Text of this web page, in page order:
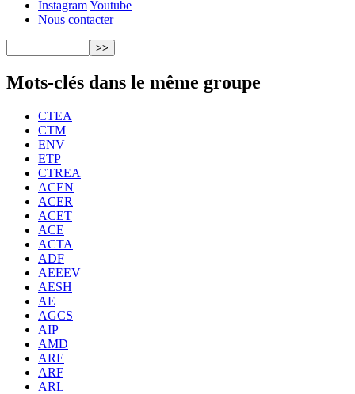
InstagramYoutube
Nous contacter
Mots-clés dans le même groupe
CTEA
CTM
ENV
ETP
CTREA
ACEN
ACER
ACET
ACE
ACTA
ADF
AEEEV
AESH
AE
AGCS
AIP
AMD
ARE
ARF
ARL